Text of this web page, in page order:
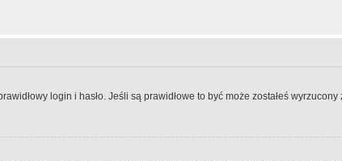
login i hasło. Jeśli są prawidłowe to być może zostałeś